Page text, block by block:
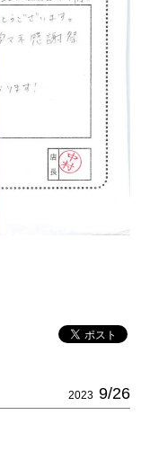
2023 9/26